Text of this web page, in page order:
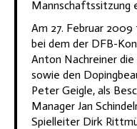
Mannschaftssitzung
Am 27. Februar
bei dem der DFB-
Anton Nachreiner
sowie den
Peter Geigle, als
Manager Jan
Spielleiter Dirk